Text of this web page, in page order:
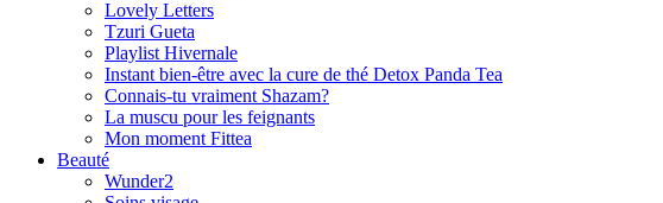
Lovely Letters
Tzuri Gueta
Playlist Hivernale
Instant bien-être avec la cure de thé Detox Panda Tea
Connais-tu vraiment Shazam?
La muscu pour les feignants
Mon moment Fittea
Beauté
Wunder2